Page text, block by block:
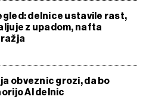
delnice ustavile rast,
z upadom, nafta
obveznic grozi, da bo
AI delnic